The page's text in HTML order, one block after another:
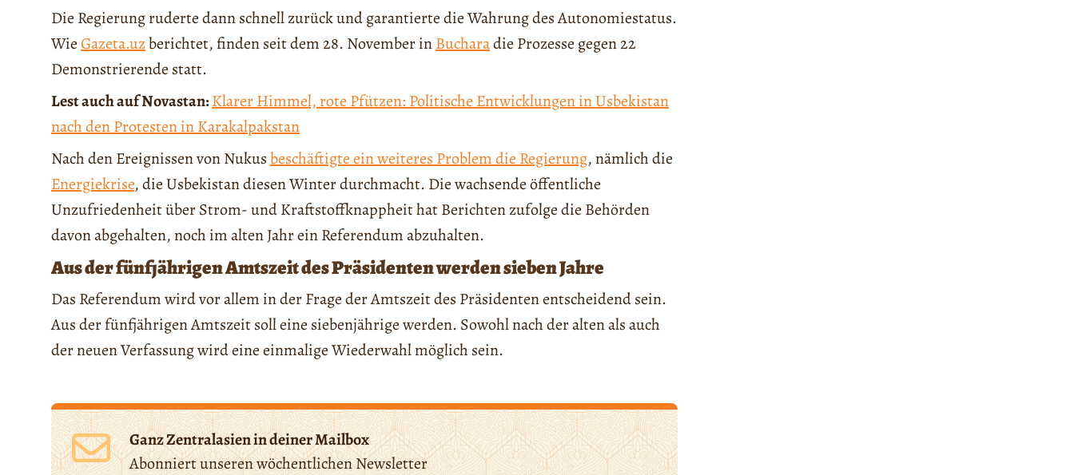
Die Regierung ruderte dann schnell zurück und garantierte die Wahrung des Autonomiestatus.
WieGazeta.uzberichtet, finden seit dem 28. November inBucharadie Prozesse gegen 22
Demonstrierende statt.
Lest auch auf Novastan:Klarer Himmel, rote Pfützen: Politische Entwicklungen in Usbekistan
nach den Protesten in Karakalpakstan
Nach den Ereignissen von Nukusbeschäftigte ein weiteres Problem die Regierung, nämlich die
Energiekrise, die Usbekistan diesen Winter durchmacht. Die wachsende öffentliche
Unzufriedenheit über Strom- und Kraftstoffknappheit hat Berichten zufolge die Behörden
davon abgehalten, noch im alten Jahr ein Referendum abzuhalten.
Aus der fünfjährigen Amtszeit des Präsidenten werden sieben Jahre
Das Referendum wird vor allem in der Frage der Amtszeit des Präsidenten entscheidend sein.
Aus der fünfjährigen Amtszeit soll eine siebenjährige werden. Sowohl nach der alten als auch
der neuen Verfassung wird eine einmalige Wiederwahl möglich sein.
Ganz Zentralasien in deiner Mailbox
Abonniert unseren wöchentlichen Newsletter